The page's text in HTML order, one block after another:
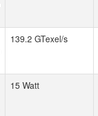
139.2 GTexel/s
15 Watt